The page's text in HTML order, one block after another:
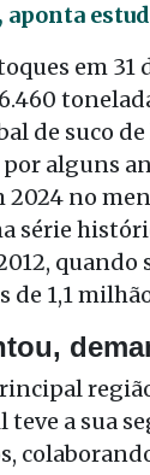
em 31
de suco
alguns
no
série
quando
de 1,1
teve a sua